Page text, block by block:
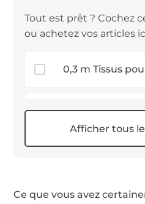
est également facile à
Tout est prêt ? Cochez
ou achetez vos articles
0,3 m Tissus
0,3 m Tissus
Ce que vous avez